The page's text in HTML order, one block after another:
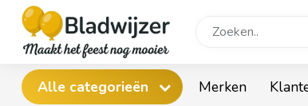
Alle categorieën Merken